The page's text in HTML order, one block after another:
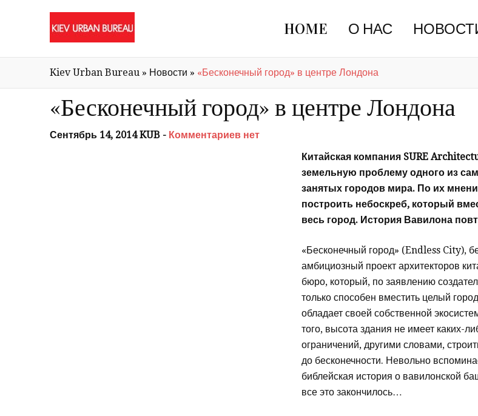
HOME О НАС
Kiev Urban Bureau » Новости » «Бесконечный город» в центре Лондона
«Бесконечный город» в центре Лондона
Сентябрь 14, 2014 KUB - Комментариев нет
Китайская компания SURE
земельную проблему одного из
занятых городов мира. По их
построить небоскреб, который
весь город. История Вавилона
«Бесконечный город» (Endless City),
амбициозный проект архитекторов
бюро, который, по заявлению
только способен вместить целый
обладает своей собственной
того, высота здания не имеет каких-
ограничений, другими словами,
до бесконечности. Невольно
библейская история о вавилонской
все это закончилось…